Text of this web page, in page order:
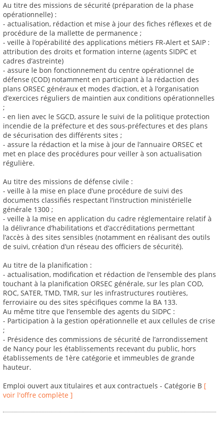
Au titre des missions de sécurité (préparation de la phase
opérationnelle) :
- actualisation, rédaction et mise à jour des fiches réflexes et de
procédure de la mallette de permanence ;
- veille à l’opérabilité des applications métiers FR-Alert et SAIP :
attribution des droits et formation interne (agents SIDPC et
cadres d’astreinte)
- assure le bon fonctionnement du centre opérationnel de
défense (COD) notamment en participant à la rédaction des
plans ORSEC généraux et modes d’action, et à l’organisation
d’exercices réguliers de maintien aux conditions opérationnelles
;
- en lien avec le SGCD, assure le suivi de la politique protection
incendie de la préfecture et des sous-préfectures et des plans
de sécurisation des différents sites ;
- assure la rédaction et la mise à jour de l’annuaire ORSEC et
met en place des procédures pour veiller à son actualisation
régulière.
Au titre des missions de défense civile :
- veille à la mise en place d’une procédure de suivi des
documents classifiés respectant l’instruction ministérielle
générale 1300 ;
- veille à la mise en application du cadre réglementaire relatif à
la délivrance d’habilitations et d’accréditations permettant
l’accès à des sites sensibles (notamment en réalisant des outils
de suivi, création d’un réseau des officiers de sécurité).
Au titre de la planification :
- actualisation, modification et rédaction de l’ensemble des plans
touchant à la planification ORSEC générale, sur les plan COD,
ROC, SATER, TMD, TMR, sur les infrastructures routières,
ferroviaire ou des sites spécifiques comme la BA 133.
Au même titre que l’ensemble des agents du SIDPC :
- Participation à la gestion opérationnelle et aux cellules de crise
;
- Présidence des commissions de sécurité de l’arrondissement
de Nancy pour les établissements recevant du public, hors
établissements de 1ère catégorie et immeubles de grande
hauteur.
Emploi ouvert aux titulaires et aux contractuels - Catégorie B [
voir l'offre complète ]